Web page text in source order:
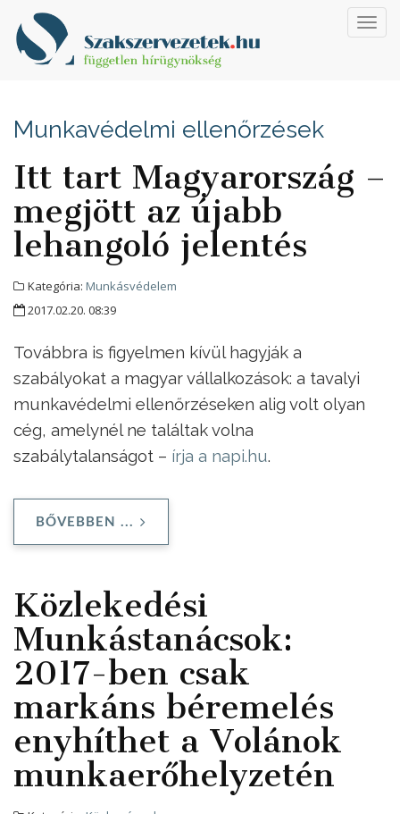
Munkavédelmi ellenőrzések
Itt tart Magyarország –
megjött az újabb
lehangoló jelentés
Kategória: Munkásvédelem
2017.02.20. 08:39
Továbbra is figyelmen kívül hagyják a
szabályokat a magyar vállalkozások: a tavalyi
munkavédelmi ellenőrzéseken alig volt olyan
cég, amelynél ne találtak volna
szabálytalanságot – írja a napi.hu.
BŐVEBBEN ...
Közlekedési
Munkástanácsok:
2017-ben csak
markáns béremelés
enyhíthet a Volánok
munkaerőhelyzetén